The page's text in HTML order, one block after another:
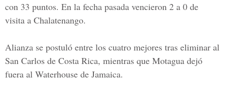
con 33 puntos. En la fecha pasada vencieron 2 a 0 de
visita a Chalatenango.
Alianza se postuló entre los cuatro mejores tras eliminar al
San Carlos de Costa Rica, mientras que Motagua dejó
fuera al Waterhouse de Jamaica.